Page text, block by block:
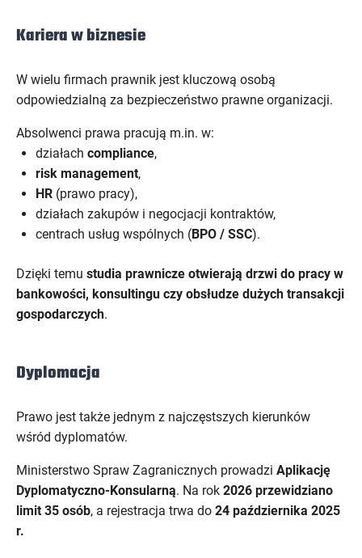
Kariera w biznesie
W wielu firmach prawnik jest kluczową osobą
odpowiedzialną za bezpieczeństwo prawne organizacji.
Absolwenci prawa pracują m.in. w:
działach compliance,
risk management,
HR (prawo pracy),
działach zakupów i negocjacji kontraktów,
centrach usług wspólnych (BPO / SSC).
Dzięki temu studia prawnicze otwierają drzwi do pracy w
bankowości, konsultingu czy obsłudze dużych transakcji
gospodarczych.
Dyplomacja
Prawo jest także jednym z najczęstszych kierunków
wśród dyplomatów.
Ministerstwo Spraw Zagranicznych prowadzi Aplikację
Dyplomatyczno-Konsularną. Na rok 2026 przewidziano
limit 35 osób, a rejestracja trwa do 24 października 2025
r.